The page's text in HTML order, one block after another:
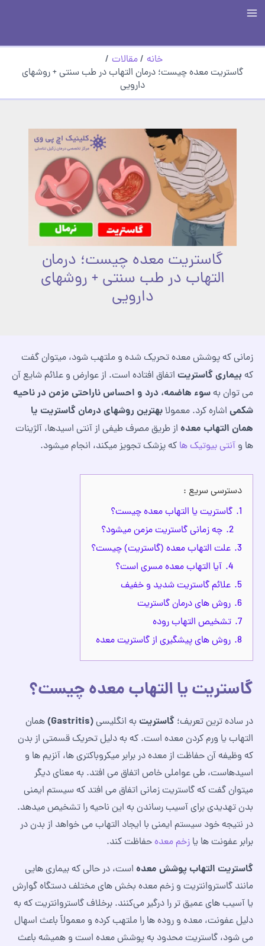
پرش
محتوا
Menu
خانه
مقالات
گاستریت معده چیست؛ درمان التهاب در طب سنتی + روشهای
دارویی
گاستریت معده چیست؛ درمان
التهاب در طب سنتی + روشهای
دارویی
زمانی که پوشش معده تحریک شده و ملتهب شود، میتوان گفت
که بیماری گاستریت اتفاق افتاده است. از عوارض و علائم شایع آن
می توان بهسوء هاضمه، درد و احساس ناراحتی مزمن در ناحیه
شکمی اشاره کرد. معمولا بهترین روشهای درمان گاستریت یا
همان التهاب معده از طریق مصرف طیفی از آنتی‌ اسیدها، آلژینات‌
ها و آنتی‌ بیوتیک‌ ها که پزشک تجویز میکند، انجام میشود.
دسترسی سریع :
1. گاستریت یا التهاب معده چیست؟
2. چه زمانی گاستریت مزمن میشود؟
3. علت التهاب معده (گاستریت) چیست؟
4. آیا التهاب معده مسری است؟
5. علائم گاستریت شدید و خفیف
6. روش های درمان گاستریت
7. تشخیص التهاب روده
8. روش های پیشگیری از گاستریت معده
گاستریت یا التهاب معده چیست؟
در ساده ترین تعریف؛ گاستریت به انگلیسی(Gastritis)
همان
التهاب یا ورم کردن معده است. که به دلیل تحریک قسمتی از بدن
که وظیفه آن حفاظت از معده در برابر میکروباکتری ها، آنزیم ها و
اسیدهاست، طی عواملی خاص اتفاق می افتد. به معنای دیگر
میتوان گفت که گاستریت زمانی اتفاق می افتد که سیستم ایمنی
بدن تهدیدی برای آسیب رساندن به این ناحیه را تشخیص میدهد.
در نتیجه خود سیستم ایمنی با ایجاد التهاب می خواهد از بدن در
برابر عفونت ها یا زخم معدهحفاظت کند.
گاستریت التهاب پوشش معده است، در حالی که بیماری‌ هایی
مانند گاستروانتریت و زخم معده بخش‌ های مختلف دستگاه گوارش
یا آسیب‌ های عمیق‌ تر را درگیر می‌کنند. برخلاف گاستروانتریت که به
دلیل عفونت، معده و روده‌ ها را ملتهب کرده و معمولاً باعث اسهال
می‌ شود، گاستریت محدود به پوشش معده است و همیشه باعث